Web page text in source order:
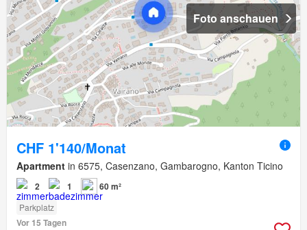
Foto anschauen
CHF 1'140/Monat
Apartment in 6575, Casenzano, Gambarogno, Kanton Ticino
2 1 60 m²
Parkplatz
Vor 15 Tagen